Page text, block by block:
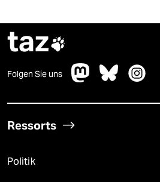
taz
Folgen Sie uns
Ressorts
Politik